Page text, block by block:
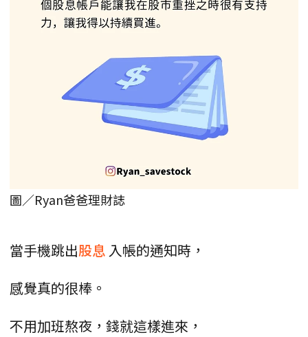
圖／Ryan爸爸理財誌
當手機跳出股息 入帳的通知時，
感覺真的很棒。
不用加班熬夜，錢就這樣進來，